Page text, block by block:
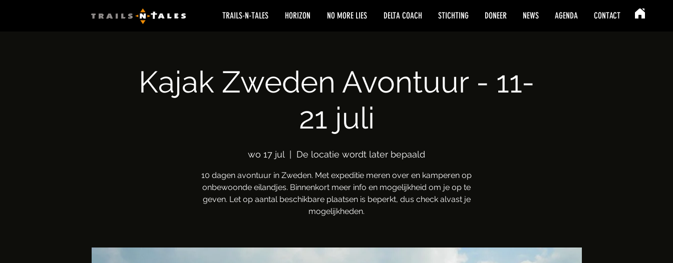
TRAILS-N-TALES HORIZON NO MORE LIES DELTA COACH STICHTING DONEER NEWS AGENDA CONTACT
Kajak Zweden Avontuur - 11-
21 juli
wo 17 jul De locatie wordt later bepaald
10 dagen avontuur in Zweden. Met expeditie meren over en kamperen op
onbewoonde eilandjes. Binnenkort meer info en mogelijkheid om je op te
geven. Let op aantal beschikbare plaatsen is beperkt, dus check alvast je
mogelijkheden.